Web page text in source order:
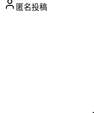
匿名投稿